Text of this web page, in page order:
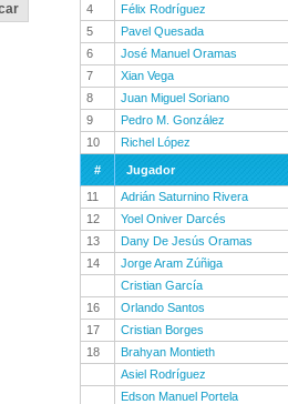
4
Félix Rodríguez
5
Pavel Quesada
6
José Manuel Oramas
7
Xian Vega
8
Juan Miguel Soriano
9
Pedro M. González
10
Richel López
#
Jugador
11
Adrián Saturnino Rivera
12
Yoel Oniver Darcés
13
Dany De Jesús Oramas
14
Jorge Aram Zúñiga
Cristian García
16
Orlando Santos
17
Cristian Borges
18
Brahyan Montieth
Asiel Rodríguez
Edson Manuel Portela